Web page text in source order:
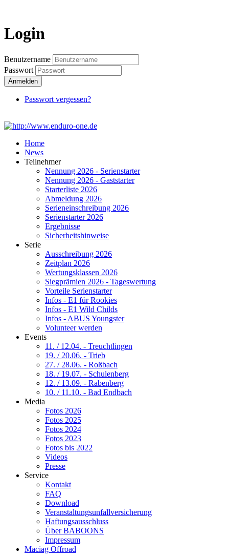
Login
Benutzername
Passwort
Anmelden
Passwort vergessen?
Home
News
Teilnehmer
Nennung 2026 - Serienstarter
Nennung 2026 - Gaststarter
Starterliste 2026
Abmeldung 2026
Serieneinschreibung 2026
Serienstarter 2026
Ergebnisse
Sicherheitshinweise
Serie
Ausschreibung 2026
Zeitplan 2026
Wertungsklassen 2026
Siegprämien 2026 - Tageswertung
Vorteile Serienstarter
Infos - E1 für Rookies
Infos - E1 Wild Childs
Infos - ABUS Youngster
Volunteer werden
Events
11. / 12.04. - Treuchtlingen
19. / 20.06. - Trieb
27. / 28.06. - Roßbach
18. / 19.07. - Schulenberg
12. / 13.09. - Rabenberg
10. / 11.10. - Bad Endbach
Media
Fotos 2026
Fotos 2025
Fotos 2024
Fotos 2023
Fotos bis 2022
Videos
Presse
Service
Kontakt
FAQ
Download
Veranstaltungsunfallversicherung
Haftungsausschluss
Über BABOONS
Impressum
Maciag Offroad